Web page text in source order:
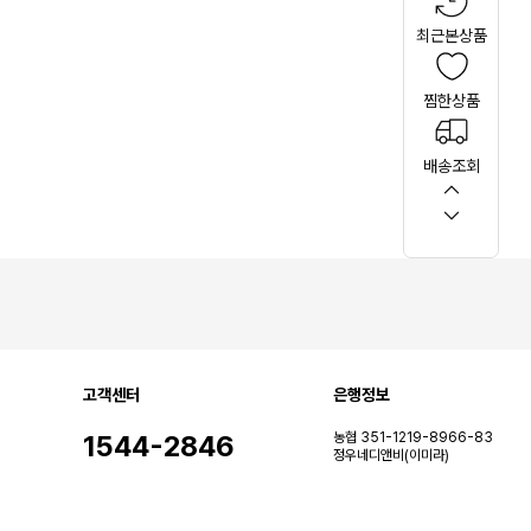
최근본상품
찜한상품
배송조회
고객센터
1544-2846
은행정보
농협 351-1219-8966-83
정우네디앤비(이미라)